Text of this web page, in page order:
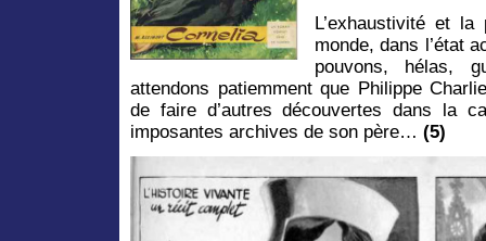
L’exhaustivité et
monde, dans l’état
pouvons, hélas,
attendons patiemment que Philippe
de faire d’autres découvertes dans la
imposantes archives de son père… (5)